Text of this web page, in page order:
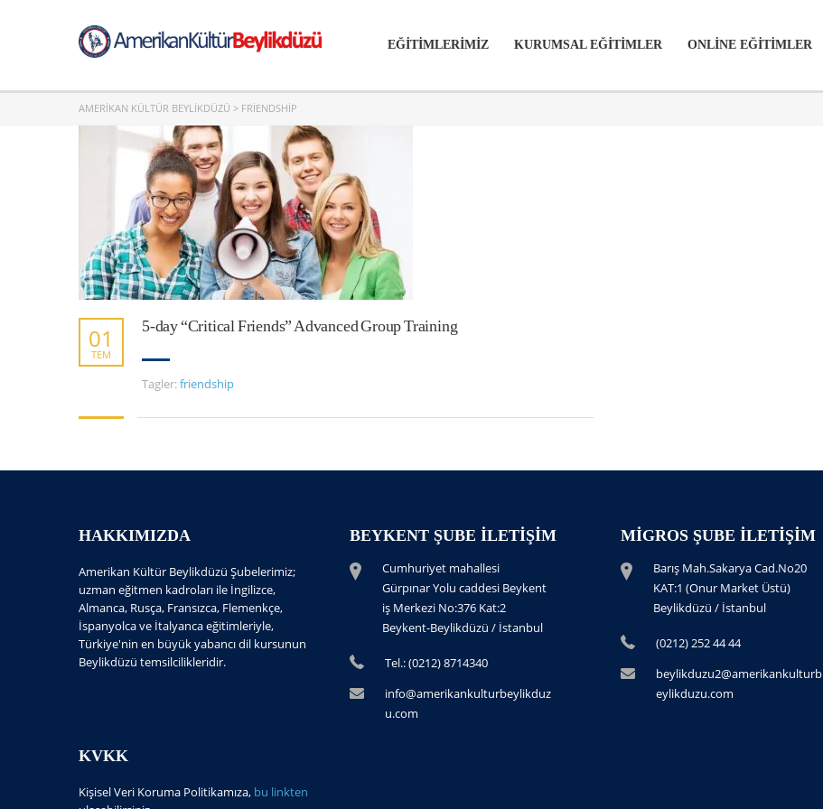
EĞİTİMLERİMİZ KURUMSAL EĞİTİMLER ONLİNE EĞİTİMLER
AMERIKAN KÜLTÜR BEYLIKDÜZÜ > FRIENDSHIP
5-day “Critical Friends” Advanced Group Training
01
TEM
Tagler:friendship
HAKKIMIZDA
Amerikan Kültür Beylikdüzü Şubelerimiz;
uzman eğitmen kadroları ile İngilizce,
Almanca, Rusça, Fransızca, Flemenkçe,
İspanyolca ve İtalyanca eğitimleriyle,
Türkiye'nin en büyük yabancı dil kursunun
Beylikdüzü temsilcilikleridir.
BEYKENT ŞUBE İLETIŞIM
Cumhuriyet mahallesi
Gürpınar Yolu caddesi Beykent
iş Merkezi No:376 Kat:2
Beykent-Beylikdüzü / İstanbul
Tel.: (0212) 8714340
info@amerikankulturbeylikduz
u.com
MIGROS ŞUBE İLETIŞIM
Barış Mah.Sakarya Cad.No20
KAT:1 (Onur Market Üstü)
Beylikdüzü / İstanbul
(0212) 252 44 44
beylikduzu2@amerikankulturb
eylikduzu.com
KVKK
Kişisel Veri Koruma Politikamıza, bu linkten